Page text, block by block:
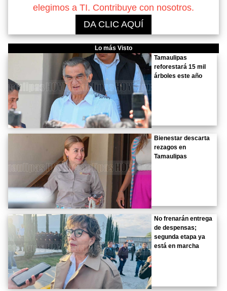
elegimos a TI. Contribuye con nosotros.
DA CLIC AQUÍ
Lo más Visto
Tamaulipas
reforestará 15 mil
árboles este año
Bienestar descarta
rezagos en
Tamaulipas
No frenarán entrega
de despensas;
segunda etapa ya
está en marcha